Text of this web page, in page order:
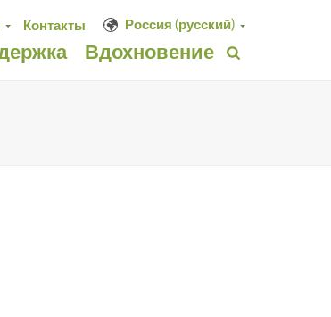
Контакты Россия (русский)
Вдохновение